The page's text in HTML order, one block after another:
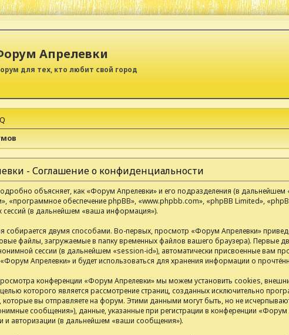
Апрелевки
для тех, кто любит свой город
- Соглашение о конфиденциальности
объясняет, как «Форум Апрелевки» и его подразделения (в
«программное обеспечение phpBB», «www.phpbb.com», «phpBB Limited»,
сессий (в дальнейшем «ваша информация»).
двумя способами. Во-первых, просмотр «Форум Апрелевки»
файлы, загружаемые в папку временных файлов вашего браузера). Первые
сессии (в дальнейшем «session-id»), автоматически присвоенные вам
Апрелевки» и будет использоваться для хранения информации о
конференции «Форум Апрелевки» мы можем установить cookies,
целью которого является рассмотрение страниц, созданных исключительно
которые вы отправляете на форум. Этими данными могут быть, но не
сообщения»), данные, указанные при регистрации в конференции
и авторизации (в дальнейшем «ваши сообщения»).